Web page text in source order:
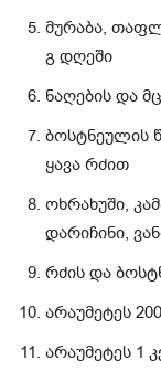
მურაბა,
გ დღეში
ნაღების და
ბოსტნეულის
ყავა რძით
ოხრახუში,
დარიჩინი,
რძის და
არაუმეტეს
არაუმეტეს 1